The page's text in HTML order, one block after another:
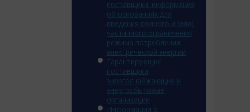
поставщики: информация
об основаниях для
введения полного и (или)
частичного ограничения
режима потребления
электрической энергии
Гарантирующие
поставщики,
энергоснабжающие и
энергосбытовые
организации
Информация о